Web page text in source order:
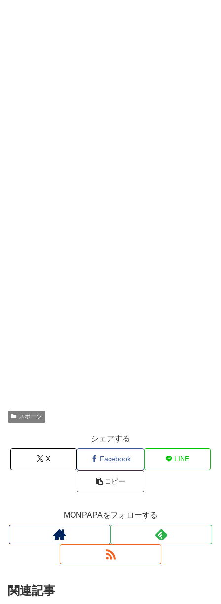
スポーツ
シェアする
X Facebook LINE
コピー
MONPAPAをフォローする
関連記事